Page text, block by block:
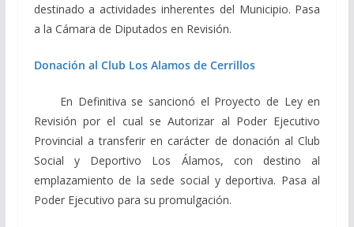
destinado a actividades inherentes del Municipio. Pasa
a la Cámara de Diputados en Revisión.
Donación al Club Los Alamos de Cerrillos
En Definitiva se sancionó el Proyecto de Ley en
Revisión por el cual se Autorizar al Poder Ejecutivo
Provincial a transferir en carácter de donación al Club
Social y Deportivo Los Álamos, con destino al
emplazamiento de la sede social y deportiva. Pasa al
Poder Ejecutivo para su promulgación.